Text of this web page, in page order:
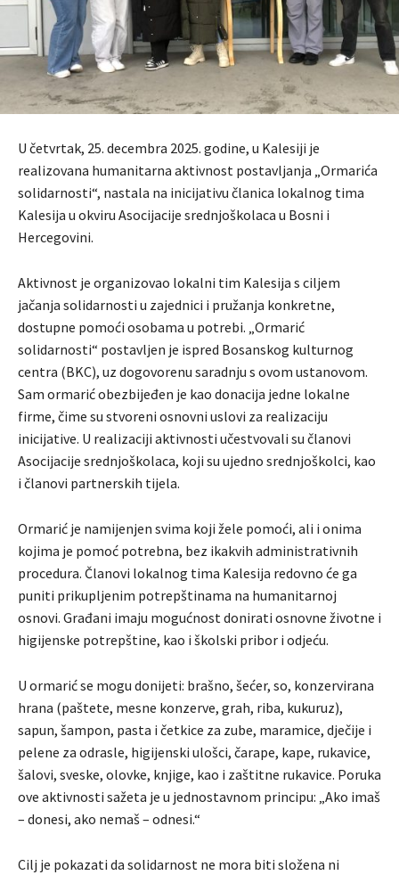
U četvrtak, 25. decembra 2025. godine, u Kalesiji je
realizovana humanitarna aktivnost postavljanja „Ormarića
solidarnosti“, nastala na inicijativu članica lokalnog tima
Kalesija u okviru Asocijacije srednjoškolaca u Bosni i
Hercegovini.
Aktivnost je organizovao lokalni tim Kalesija s ciljem
jačanja solidarnosti u zajednici i pružanja konkretne,
dostupne pomoći osobama u potrebi. „Ormarić
solidarnosti“ postavljen je ispred Bosanskog kulturnog
centra (BKC), uz dogovorenu saradnju s ovom ustanovom.
Sam ormarić obezbijeđen je kao donacija jedne lokalne
firme, čime su stvoreni osnovni uslovi za realizaciju
inicijative. U realizaciji aktivnosti učestvovali su članovi
Asocijacije srednjoškolaca, koji su ujedno srednjoškolci, kao
i članovi partnerskih tijela.
Ormarić je namijenjen svima koji žele pomoći, ali i onima
kojima je pomoć potrebna, bez ikakvih administrativnih
procedura. Članovi lokalnog tima Kalesija redovno će ga
puniti prikupljenim potrepštinama na humanitarnoj
osnovi. Građani imaju mogućnost donirati osnovne životne i
higijenske potrepštine, kao i školski pribor i odjeću.
U ormarić se mogu donijeti: brašno, šećer, so, konzervirana
hrana (paštete, mesne konzerve, grah, riba, kukuruz),
sapun, šampon, pasta i četkice za zube, maramice, dječije i
pelene za odrasle, higijenski ulošci, čarape, kape, rukavice,
šalovi, sveske, olovke, knjige, kao i zaštitne rukavice. Poruka
ove aktivnosti sažeta je u jednostavnom principu: „Ako imaš
– donesi, ako nemaš – odnesi.“
Cilj je pokazati da solidarnost ne mora biti složena ni